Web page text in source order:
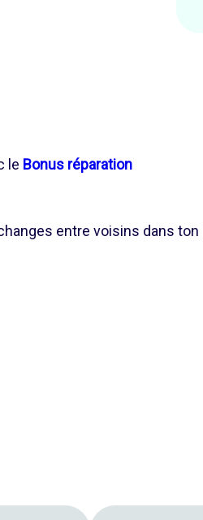
le Bonus réparation
entre voisins dans